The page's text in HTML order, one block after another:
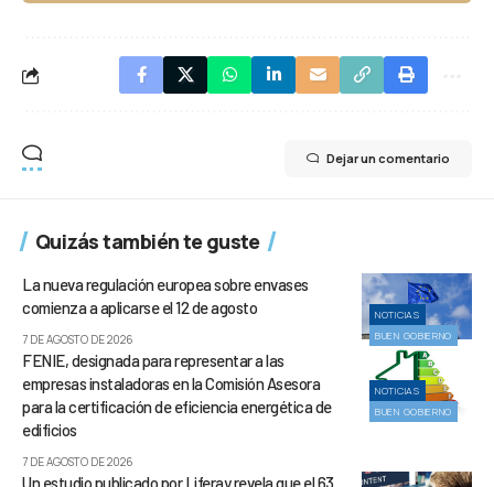
Dejar un comentario
Quizás también te guste
NOTICIAS
BUEN GOBIERNO
La nueva regulación europea sobre envases
comienza a aplicarse el 12 de agosto
7 DE AGOSTO DE 2026
NOTICIAS
BUEN GOBIERNO
FENIE, designada para representar a las
empresas instaladoras en la Comisión Asesora
para la certificación de eficiencia energética de
edificios
7 DE AGOSTO DE 2026
Un estudio publicado por Liferay revela que el 63